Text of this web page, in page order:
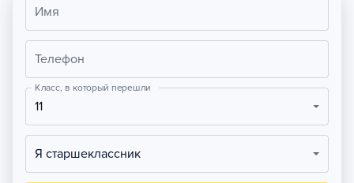
Имя
Телефон
Класс, в который перешли
11
Я старшеклассник